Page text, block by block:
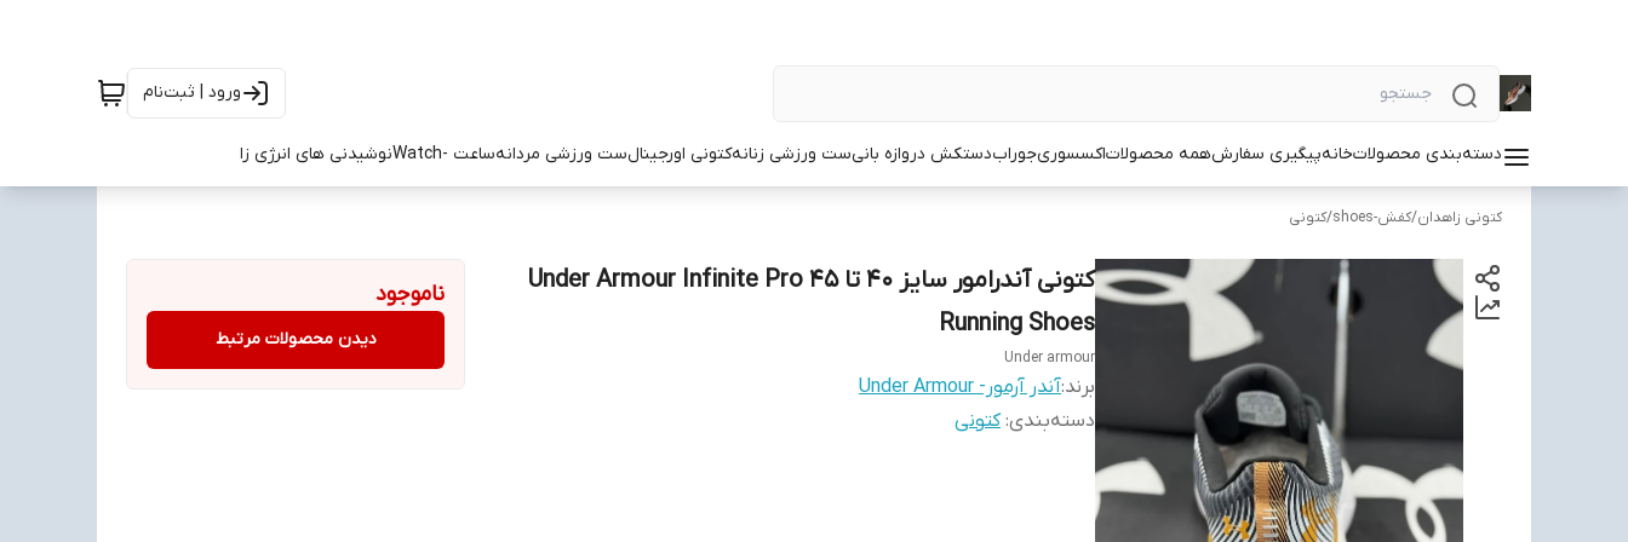
ورود | ثبت‌نام
دسته‌بندی محصولاتخانهپیگیری سفارشهمه محصولاتاکسسوریجورابدستکش دروازه بانیست ورزشی زنانهکتونی اورجینالست ورزشی مردانهساعت -Watch نوشیدنی های انرژی زا
کتونی زاهدان/کفش-shoes /کتونی
کتونی آندرامور سایز ۴۰ تا ۴۵ Under Armour Infinite Pro
Running Shoes
Under armour
برند:آندر آرمور- Under Armour
دسته‌بندی:کتونی
ناموجود
دیدن محصولات مرتبط